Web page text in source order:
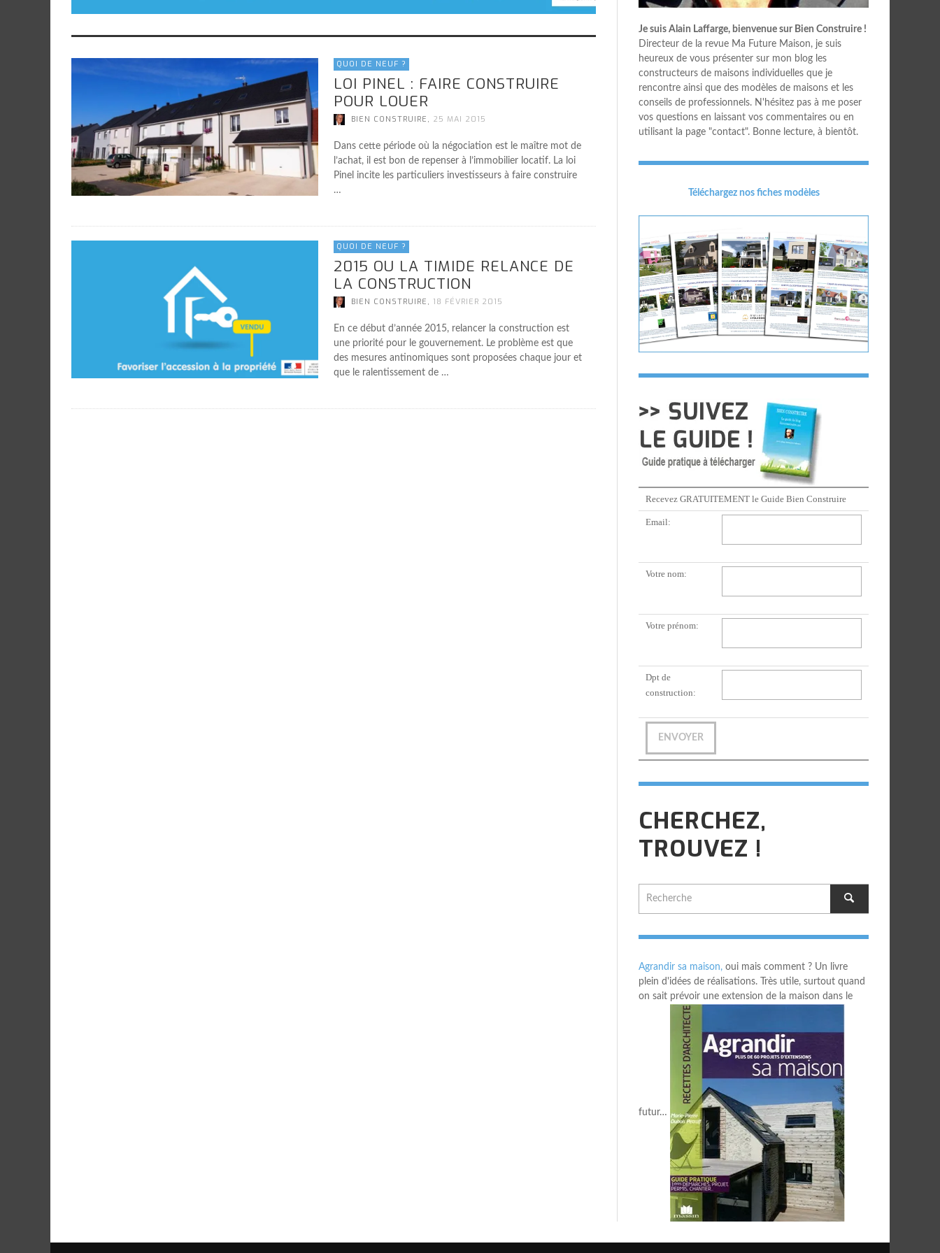
QUOI DE NEUF ?
LOI PINEL : FAIRE CONSTRUIRE
POUR LOUER
BIEN CONSTRUIRE , 25 MAI 2015
Dans cette période où la négociation est le maître mot de
l’achat, il est bon de repenser à l’immobilier locatif. La loi
Pinel incite les particuliers investisseurs à faire construire
…
QUOI DE NEUF ?
2015 OU LA TIMIDE RELANCE DE
LA CONSTRUCTION
BIEN CONSTRUIRE , 18 FÉVRIER 2015
En ce début d’année 2015, relancer la construction est
une priorité pour le gouvernement. Le problème est que
des mesures antinomiques sont proposées chaque jour et
que le ralentissement de …
Je suis Alain Laffarge, bienvenue sur Bien Construire !
Directeur de la revue Ma Future Maison, je suis
heureux de vous présenter sur mon blog les
constructeurs de maisons individuelles que je
rencontre ainsi que des modèles de maisons et les
conseils de professionnels. N'hésitez pas à me poser
vos questions en laissant vos commentaires ou en
utilisant la page "contact". Bonne lecture, à bientôt.
Téléchargez nos fiches modèles
Recevez GRATUITEMENT le Guide Bien Construire
Email:
Votre nom:
Votre prénom:
Dpt de
construction:
CHERCHEZ,
TROUVEZ !
Agrandir sa maison, oui mais comment ? Un livre
plein d'idées de réalisations. Très utile, surtout quand
on sait prévoir une extension de la maison dans le
futur…